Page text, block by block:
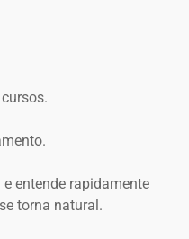
entende rapidamente
torna natural.